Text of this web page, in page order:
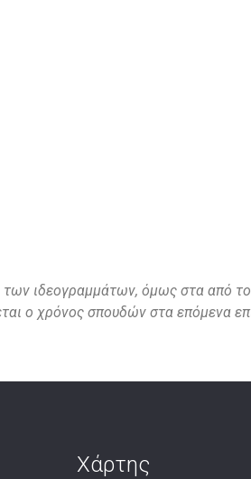
των ιδεογραμμάτων, όμως στα από
ο χρόνος σπουδών στα επόμενα
Χάρτης